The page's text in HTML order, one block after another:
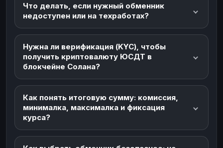
Что делать, если нужный обменник
недоступен или на техработах?
Нужна ли верификация (KYC), чтобы
получить криптовалюту ЮСДТ в
блокчейне Солана?
Как понять итоговую сумму: комиссия,
минималка, максималка и фиксация
курса?